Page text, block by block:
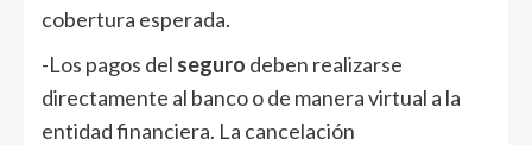
cobertura esperada.
-Los pagos del seguro deben realizarse
directamente al banco o de manera virtual a la
entidad financiera. La cancelación